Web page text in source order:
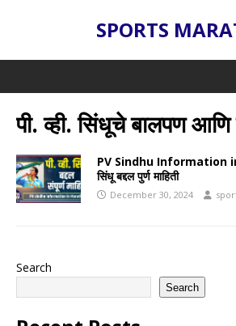
SPORTS
पी. व्ही. सिंधूचे बालपण आणि
PV Sindhu Information
सिंधू बद्दल पुर्ण माहिती
December 30, 2024
Search
Search